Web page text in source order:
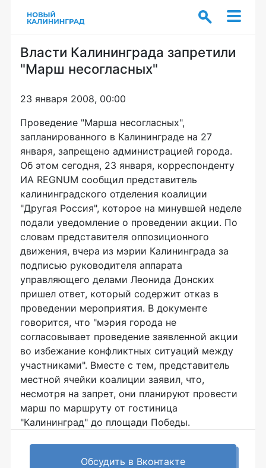
Власти Калининграда запретили
"Марш несогласных"
23 января 2008, 00:00
Проведение "Марша несогласных",
запланированного в Калининграде на 27
января, запрещено администрацией города.
Об этом сегодня, 23 января, корреспонденту
ИА REGNUM сообщил представитель
калининградского отделения коалиции
"Другая Россия", которое на минувшей неделе
подали уведомление о проведении акции. По
словам представителя оппозиционного
движения, вчера из мэрии Калининграда за
подписью руководителя аппарата
управляющего делами Леонида Донских
пришел ответ, который содержит отказ в
проведении мероприятия. В документе
говорится, что "мэрия города не
согласовывает проведение заявленной акции
во избежание конфликтных ситуаций между
участниками". Вместе с тем, представитель
местной ячейки коалиции заявил, что,
несмотря на запрет, они планируют провести
марш по маршруту от гостиница
"Калининград" до площади Победы.
Обсудить в Вконтакте